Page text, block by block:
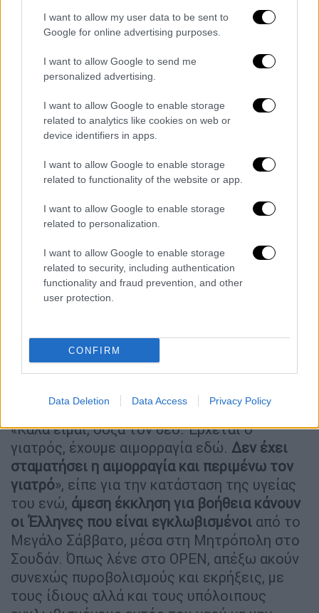
I want to allow my user data to be sent to
Google for online advertising purposes.
I want to allow Google to send me
personalized advertising.
I want to allow Google to enable storage
related to analytics like cookies on web or
device identifiers in apps.
I want to allow Google to enable storage
related to functionality of the website or app.
I want to allow Google to enable storage
related to personalization.
I want to allow Google to enable storage
related to security, including authentication
functionality and fraud prevention, and other
user protection.
CONFIRM
Data Deletion Data Access Privacy Policy
«Δεν έχει σταματήσει η αιμορραγία
και περιμένω γιατρό, πυροβολούν
Με την κατάσταση στοΣουδάννα παραμένει
έκρυθμη και την αγωνία για τους
εγκλωβισμένους
Έλληνες πουτραυματίστηκαντο Μεγάλο
Σάββατο από την έκρηξη ρουκέτας και
OPEN.
«Καλά είμαι, δόξα τον θεό. Έρχεται ο
γιατρός, έχουμε αιμορραγία εδώ. Δεν έχει
σταματήσει η αιμορραγία και περιμένω τον
γιατρό», είπε για την κατάσταση της υγείας
του ενώ, άμεση έκκληση για βοήθεια κάνουν
οι Έλληνες που είναι εγκλωβισμένοι από το
Μεγάλο Σάββατο, μέσα στη Μητρόπολη στο
Σουδάν. Όπως λένε στο OPEN, απέξω ακούν
συνεχώς πυροβολισμούς και εκρήξεις, με
τους ίδιους αλλά και τους υπόλοιπους